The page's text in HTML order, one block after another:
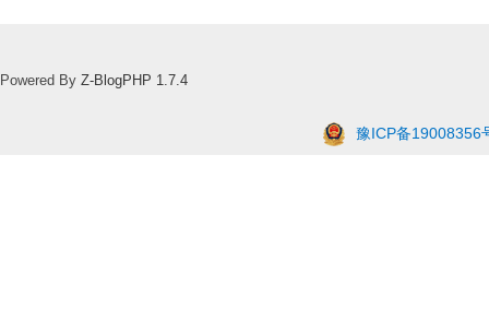
Powered By Z-BlogPHP 1.7.4
豫ICP备19008356